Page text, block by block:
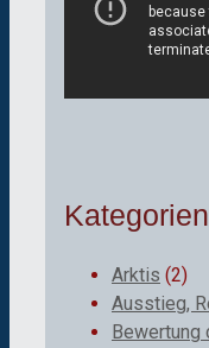
Kategorien
Arktis (2)
Ausstieg,
Bewertung